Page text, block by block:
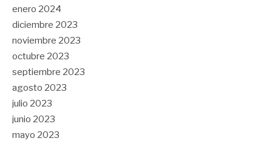
enero 2024
diciembre 2023
noviembre 2023
octubre 2023
septiembre 2023
agosto 2023
julio 2023
junio 2023
mayo 2023